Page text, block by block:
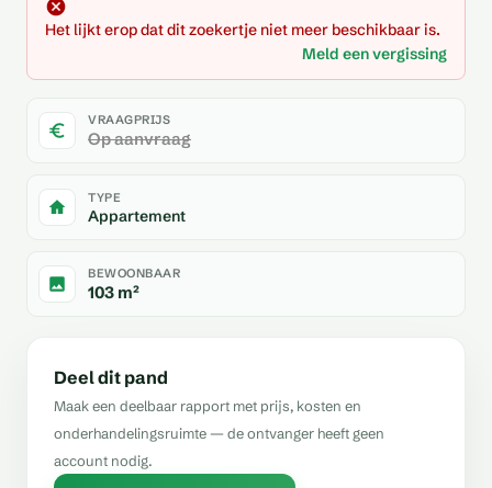
Het lijkt erop dat dit zoekertje niet meer beschikbaar is.
Meld een vergissing
VRAAGPRIJS
Op aanvraag
TYPE
Appartement
BEWOONBAAR
103 m²
Deel dit pand
Maak een deelbaar rapport met prijs, kosten en
onderhandelingsruimte — de ontvanger heeft geen
account nodig.